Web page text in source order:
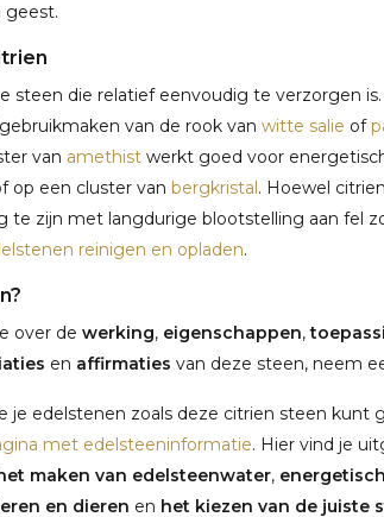
geest.
steen die relatief eenvoudig te verzorgen
van de rook van witte salie of
van amethist werkt goed voor
op een cluster van bergkristal. Hoewel
te zijn met langdurige blootstelling aan fel
reinigen en opladen.
over de werking, eigenschappen,
en affirmaties van deze steen, neem
je edelstenen zoals deze citrien steen kunt
met edelsteeninformatie. Hier vind je
maken van edelsteenwater,
en dieren en het kiezen van de juiste